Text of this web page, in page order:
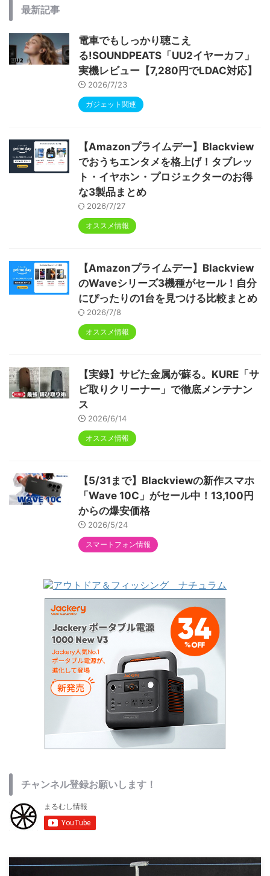
最新記事
電車でもしっかり聴こえ
る!SOUNDPEATS「UU2イヤーカフ」
実機レビュー【7,280円でLDAC対応】
2026/7/23
ガジェット関連
【Amazonプライムデー】Blackview
でおうちエンタメを格上げ！タブレッ
ト・イヤホン・プロジェクターのお得
な3製品まとめ
2026/7/27
オススメ情報
【Amazonプライムデー】Blackview
のWaveシリーズ3機種がセール！自分
にぴったりの1台を見つける比較まとめ
2026/7/8
オススメ情報
【実録】サビた金属が蘇る。KURE「サ
ビ取りクリーナー」で徹底メンテナン
ス
2026/6/14
オススメ情報
【5/31まで】Blackviewの新作スマホ
「Wave 10C」がセール中！13,100円
からの爆安価格
2026/5/24
スマートフォン情報
チャンネル登録お願いします！